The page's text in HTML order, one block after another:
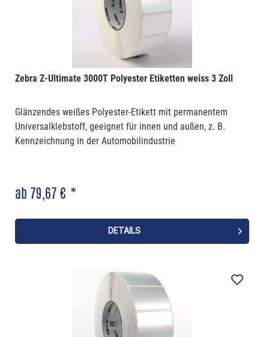
Zebra Z-Ultimate 3000T Polyester Etiketten weiss 3 Zoll
Glänzendes weißes Polyester-Etikett mit permanentem
Universalklebstoff, geeignet für innen und außen, z. B.
Kennzeichnung in der Automobilindustrie
ab 79,67 € *
DETAILS